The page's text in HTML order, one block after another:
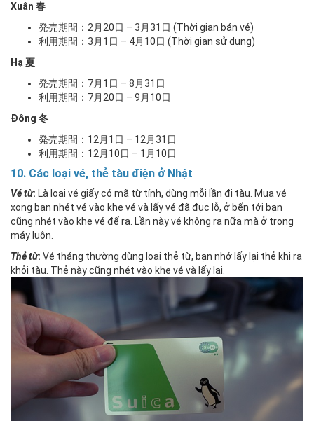
Xuân 春
発売期間：2月20日 – 3月31日 (Thời gian bán vé)
利用期間：3月1日 – 4月10日 (Thời gian sử dụng)
Hạ 夏
発売期間：7月1日 – 8月31日
利用期間：7月20日 – 9月10日
Đông 冬
発売期間：12月1日 – 12月31日
利用期間：12月10日 – 1月10日
10. Các loại vé, thẻ tàu điện ở Nhật
Vé từ: Là loại vé giấy có mã từ tính, dùng mỗi lần đi tàu. Mua vé
xong bạn nhét vé vào khe vé và lấy vé đã đục lỗ, ở bến tới bạn
cũng nhét vào khe vé để ra. Lần này vé không ra nữa mà ở trong
máy luôn.
Thẻ từ: Vé tháng thường dùng loại thẻ từ, bạn nhớ lấy lại thẻ khi ra
khỏi tàu. Thẻ này cũng nhét vào khe vé và lấy lại.